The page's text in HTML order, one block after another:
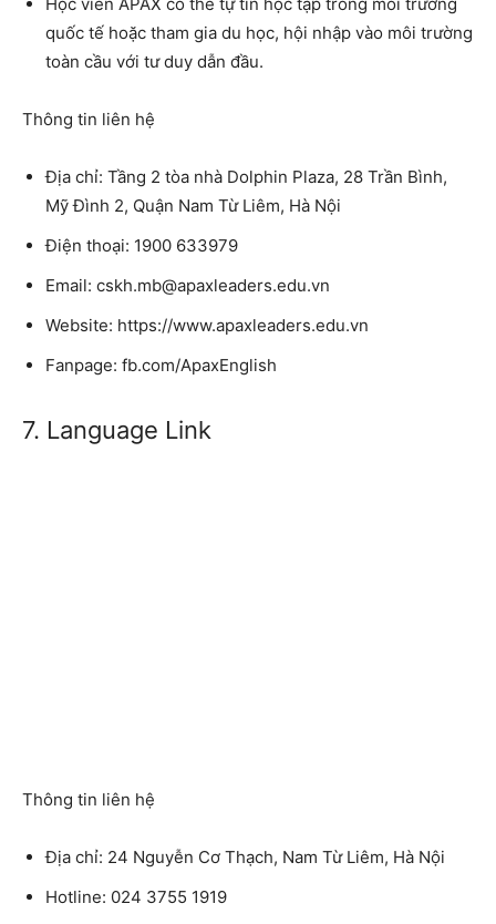
quốc tế hoặc tham gia du học, hội nhập vào môi trường
toàn cầu với tư duy dẫn đầu.
Thông tin liên hệ
Địa chỉ: Tầng 2 tòa nhà Dolphin Plaza, 28 Trần Bình,
Mỹ Đình 2, Quận Nam Từ Liêm, Hà Nội
Điện thoại: 1900 633979
Email: cskh.mb@apaxleaders.edu.vn
Website: https://www.apaxleaders.edu.vn
Fanpage: fb.com/ApaxEnglish
7. Language Link
Thông tin liên hệ
Địa chỉ: 24 Nguyễn Cơ Thạch, Nam Từ Liêm, Hà Nội
Hotline: 024 3755 1919